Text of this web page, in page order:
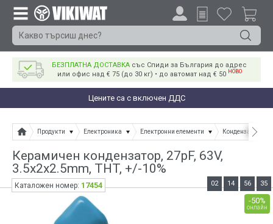
БЕЗПЛАТНА ДОСТАВКА със Спиди за България до адрес
или офис над € 75 (до 30 кг) • до автомат над € 50 НОВО
Цените са с включен ДДС
Продукти Електроника Електронни елементи Кондензатори
Керамичен кондензатор, 27pF, 63V,
3.5x2x2.5mm, THT, +/-10%
-50%
онлайн
02 14 56 34
Каталожен номер: 17454